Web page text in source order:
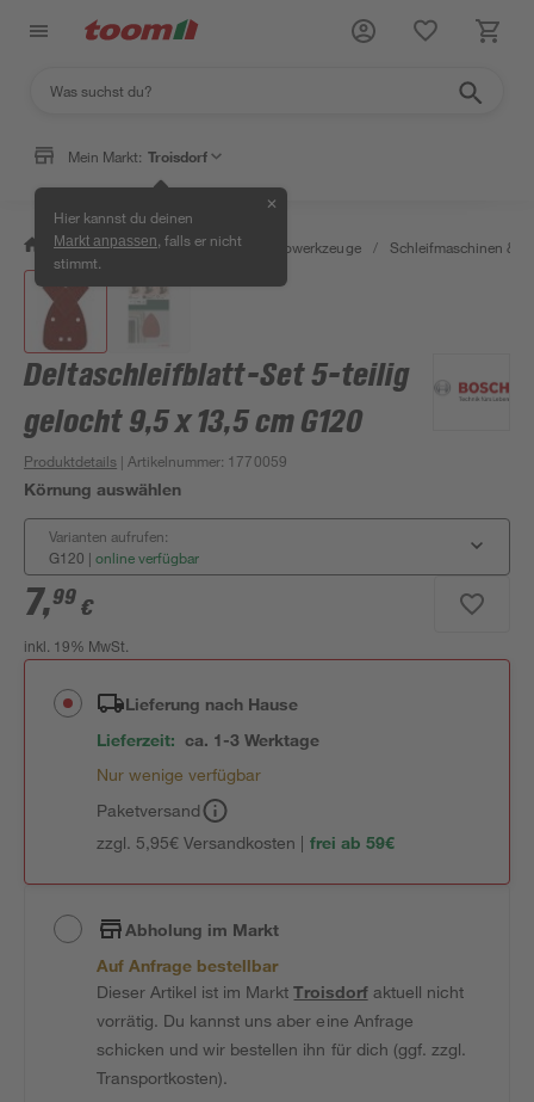
Mein Markt: Troisdorf
Hier kannst du deinen
Markt anpassen , falls er nicht
stimmt.
✕
/ Werkstatt & Maschinen / Elektrowerkzeuge / Schleifmaschinen &
Deltaschleifblatt-Set 5-teilig
gelocht 9,5 x 13,5 cm G120
Produktdetails | Artikelnummer: 1770059
Körnung auswählen
Varianten aufrufen:
G120 | online verfügbar
7,99 €
inkl. 19% MwSt.
Lieferung nach Hause
Lieferzeit: ca. 1-3 Werktage
Nur wenige verfügbar
Paketversand
zzgl. 5,95€ Versandkosten | frei ab 59€
Abholung im Markt
Auf Anfrage bestellbar
Dieser Artikel ist im MarktTroisdorfaktuell nicht
vorrätig. Du kannst uns aber eine Anfrage
schicken und wir bestellen ihn für dich (ggf. zzgl.
Transportkosten).